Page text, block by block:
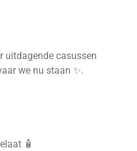
uitdagende casussen
we nu staan ✨.
🧴